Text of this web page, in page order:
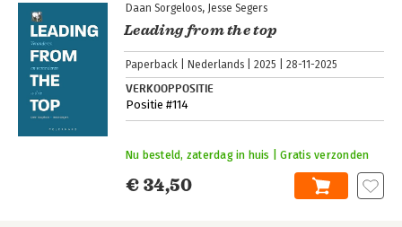
Daan Sorgeloos Jesse Segers
Leading from the top
Paperback Nederlands 2025 28-11-2025
VERKOOPPOSITIE
Positie #114
€ 34,50
Nu besteld, zaterdag in huis | Gratis verzonden